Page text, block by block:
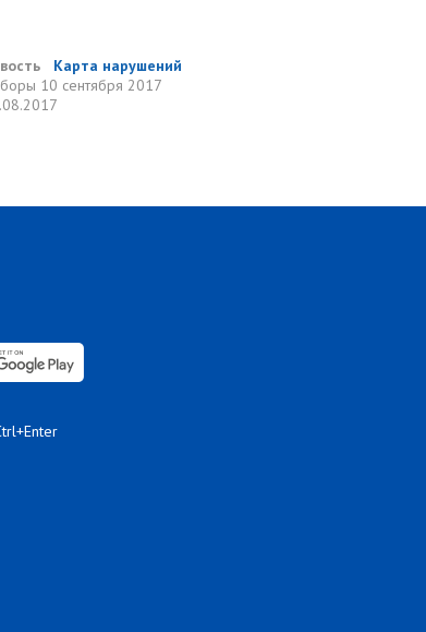
Карта нарушений
10 сентября 2017